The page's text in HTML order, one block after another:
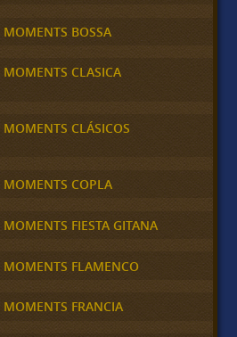
BOSSA
CLASICA
CLÁSICOS
COPLA
FIESTA GITANA
FLAMENCO
FRANCIA